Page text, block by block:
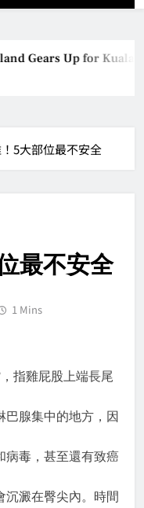
Gears Up for Kuala
5大部位最不安全
最不安全
1 Mins
，指雞屁股上端長尾
巴腺集中的地方，因
病毒，甚至還有致癌
沉澱在臀尖內。時間